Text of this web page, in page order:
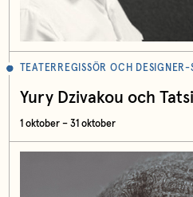
TEATERREGISSÖR OCH
Yury Dzivakou och
1 oktober – 31 oktober